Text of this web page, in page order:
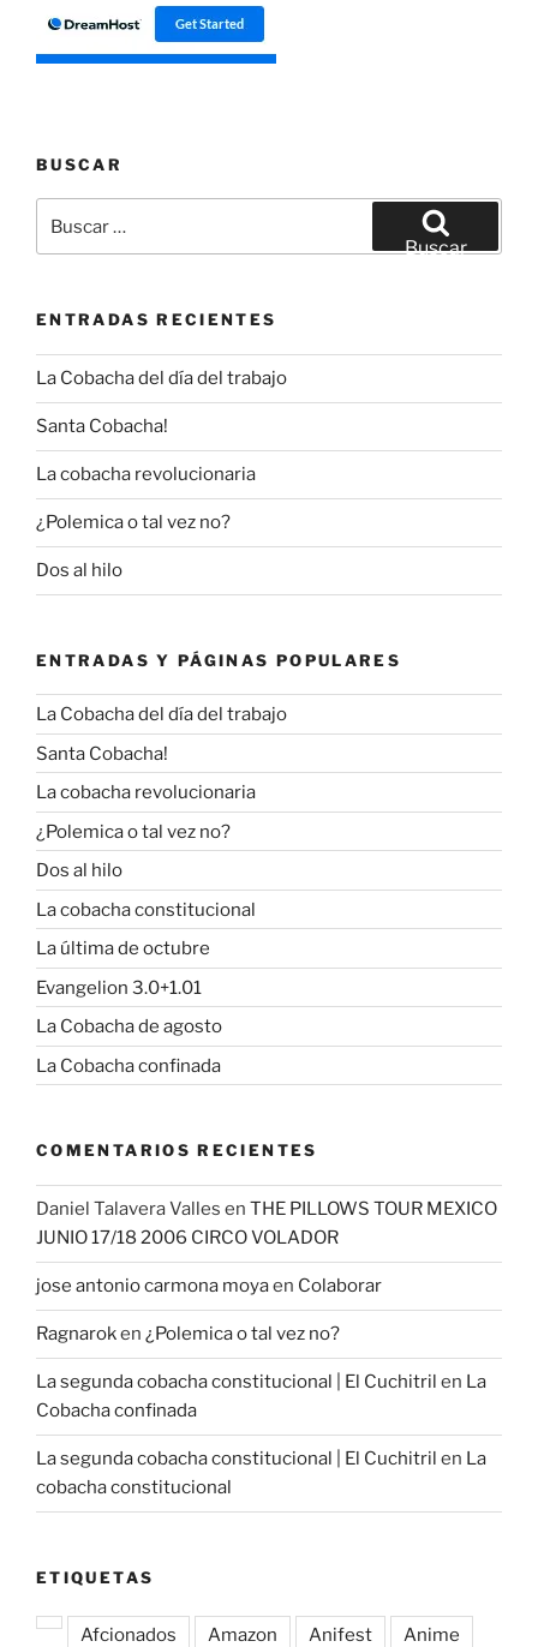
BUSCAR
por:
Buscar
ENTRADAS RECIENTES
La Cobacha del día del trabajo
Santa Cobacha!
La cobacha revolucionaria
¿Polemica o tal vez no?
Dos al hilo
ENTRADAS Y PÁGINAS POPULARES
La Cobacha del día del trabajo
Santa Cobacha!
La cobacha revolucionaria
¿Polemica o tal vez no?
Dos al hilo
La cobacha constitucional
La última de octubre
Evangelion 3.0+1.01
La Cobacha de agosto
La Cobacha confinada
COMENTARIOS RECIENTES
Daniel Talavera Valles en THE PILLOWS TOUR MEXICO
JUNIO 17/18 2006 CIRCO VOLADOR
jose antonio carmona moyaen Colaborar
Ragnaroken ¿Polemica o tal vez no?
La segunda cobacha constitucional | El Cuchitril en La
Cobacha confinada
La segunda cobacha constitucional | El Cuchitril en La
cobacha constitucional
ETIQUETAS
Afcionados Amazon Anifest Anime